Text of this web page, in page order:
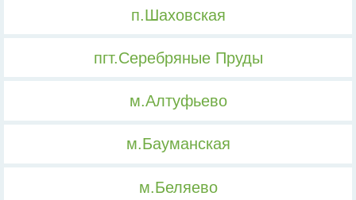
п.Шаховская
пгт.Серебряные Пруды
м.Алтуфьево
м.Бауманская
м.Беляево